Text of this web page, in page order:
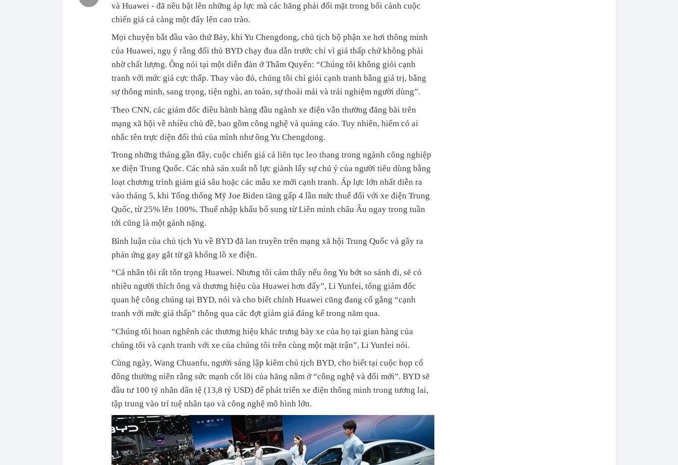
và Huawei - đã nêu bật lên những áp lực mà các hãng phải đối mặt trong bối cảnh cuộc
chiến giá cả càng một đẩy lên cao trào.
Mọi chuyện bắt đầu vào thứ Bảy, khi Yu Chengdong, chủ tịch bộ phận xe hơi thông minh
của Huawei, ngụ ý rằng đối thủ BYD chạy đua dẫn trước chỉ vì giá thấp chứ không phải
nhờ chất lượng. Ông nói tại một diễn đàn ở Thâm Quyến: “Chúng tôi không giỏi cạnh
tranh với mức giá cực thấp. Thay vào đó, chúng tôi chỉ giỏi cạnh tranh bằng giá trị, bằng
sự thông minh, sang trọng, tiện nghi, an toàn, sự thoải mái và trải nghiệm người dùng”.
Theo CNN, các giám đốc điều hành hàng đầu ngành xe điện vẫn thường đăng bài trên
mạng xã hội về nhiều chủ đề, bao gồm công nghệ và quảng cáo. Tuy nhiên, hiếm có ai
nhắc tên trực diện đối thủ của mình như ông Yu Chengdong.
Trong những tháng gần đây, cuộc chiến giá cả liên tục leo thang trong ngành công nghiệp
xe điện Trung Quốc. Các nhà sản xuất nỗ lực giành lấy sự chú ý của người tiêu dùng bằng
loạt chương trình giảm giá sâu hoặc các mẫu xe mới cạnh tranh. Áp lực lớn nhất diễn ra
vào tháng 5, khi Tổng thống Mỹ Joe Biden tăng gấp 4 lần mức thuế đối với xe điện Trung
Quốc, từ 25% lên 100%. Thuế nhập khẩu bổ sung từ Liên minh châu Âu ngay trong tuần
tới cũng là một gánh nặng.
Bình luận của chủ tịch Yu về BYD đã lan truyền trên mạng xã hội Trung Quốc và gây ra
phản ứng gay gắt từ gã khổng lồ xe điện.
“Cá nhân tôi rất tôn trọng Huawei. Nhưng tôi cảm thấy nếu ông Yu bớt so sánh đi, sẽ có
nhiều người thích ông và thương hiệu của Huawei hơn đấy”, Li Yunfei, tổng giám đốc
quan hệ công chúng tại BYD, nói và cho biết chính Huawei cũng đang cố gắng “cạnh
tranh với mức giá thấp” thông qua các đợt giảm giá đáng kể trong năm qua.
“Chúng tôi hoan nghênh các thương hiệu khác trưng bày xe của họ tại gian hàng của
chúng tôi và cạnh tranh với xe của chúng tôi trên cùng một mặt trận”, Li Yunfei nói.
Cùng ngày, Wang Chuanfu, người sáng lập kiêm chủ tịch BYD, cho biết tại cuộc họp cổ
đông thường niên rằng sức mạnh cốt lõi của hãng nằm ở “công nghệ và đổi mới”. BYD sẽ
đầu tư 100 tỷ nhân dân tệ (13,8 tỷ USD) để phát triển xe điện thông minh trong tương lai,
tập trung vào trí tuệ nhân tạo và công nghệ mô hình lớn.